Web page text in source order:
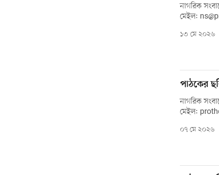
নাগরিক
মেইল:
১৩ মে ২০২৬
পাঠকের
নাগরিক
মেইল:
০৭ মে ২০২৬